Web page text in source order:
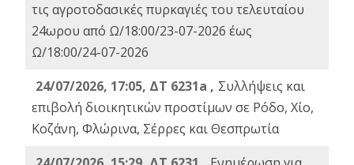
τις αγροτοδασικές πυρκαγιές του τελευταίου
24ωρου από Ω/18:00/23-07-2026 έως
Ω/18:00/24-07-2026
24/07/2026, 17:05, ΔΤ 6231a , Συλλήψεις και
επιβολή διοικητικών προστίμων σε Ρόδο, Χίο,
Κοζάνη, Φλώρινα, Σέρρες και Θεσπρωτία